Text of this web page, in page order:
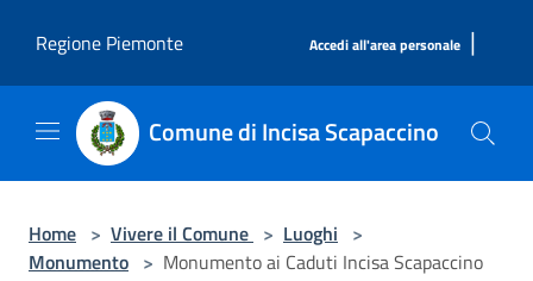
Regione Piemonte
Accedi all'area personale |
Comune di Incisa Scapaccino
Home > Vivere il Comune > Luoghi >
Monumento > Monumento ai Caduti Incisa Scapaccino